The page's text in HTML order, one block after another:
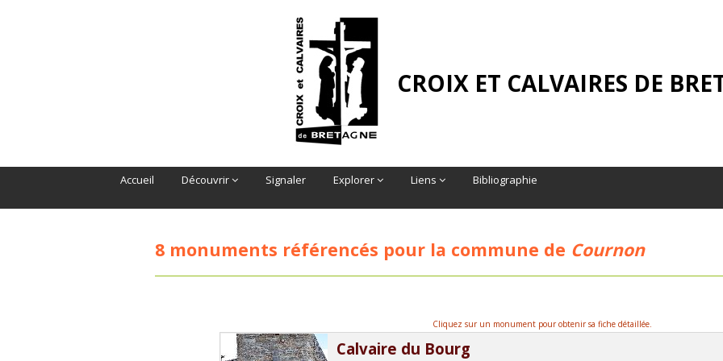
CROIX ET CALVAIRES DE
Accueil Découvrir Signaler Explorer Liens Bibliographie
8 monuments référencés pour la commune de Cournon
Cliquez sur un monument pour obtenir sa fiche détaillée.
Calvaire du Bourg